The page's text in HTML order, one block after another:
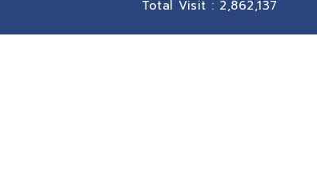
Total Visit : 2,862,137